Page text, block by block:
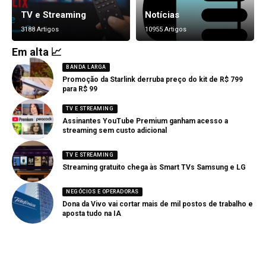
TV e Streaming
3188 Artigos
Notícias
10955 Artigos
Em alta 📈
BANDA LARGA
Promoção da Starlink derruba preço do kit de R$ 799
para R$ 99
TV E STREAMING
Assinantes YouTube Premium ganham acesso a
streaming sem custo adicional
TV E STREAMING
Streaming gratuito chega às Smart TVs Samsung e LG
NEGÓCIOS E OPERADORAS
Dona da Vivo vai cortar mais de mil postos de trabalho e
aposta tudo na IA